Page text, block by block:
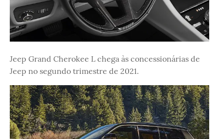
Jeep Grand Cherokee L chega às concessionárias de
Jeep no segundo trimestre de 2021.